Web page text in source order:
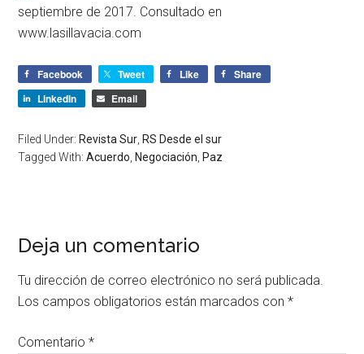
septiembre de 2017. Consultado en
www.lasillavacia.com
Facebook Tweet Like
Share
LinkedIn
Email
Filed Under: Revista Sur RS Desde el sur
Tagged With:Acuerdo Negociación Paz
Deja un comentario
Tu dirección de correo electrónico no será publicada.
Los campos obligatorios están marcados con*
Comentario*